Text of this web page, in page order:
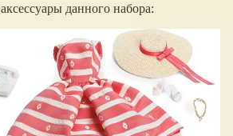
данного набора: